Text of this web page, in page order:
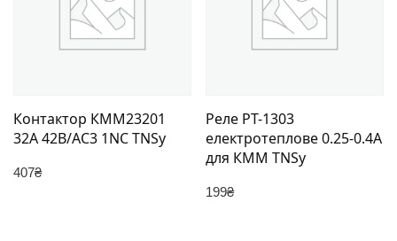
Контактор КММ23201
32А 42В/АС3 1NC TNSy
407₴
Реле РТ-1303
електротеплове 0.25-0.4А
для КММ TNSy
199₴